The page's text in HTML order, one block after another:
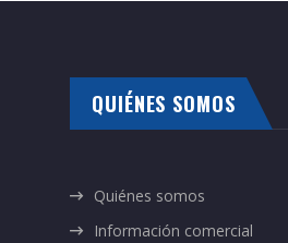
QUIÉNES SOMOS
Quiénes somos
Información comercial